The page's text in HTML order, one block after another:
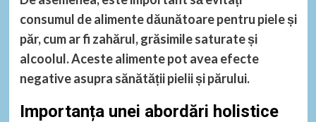
consumul de alimente dăunătoare pentru piele și
păr, cum ar fi zahărul, grăsimile saturate și
alcoolul. Aceste alimente pot avea efecte
negative asupra sănătății pielii și părului.
Importanța unei abordări holistice